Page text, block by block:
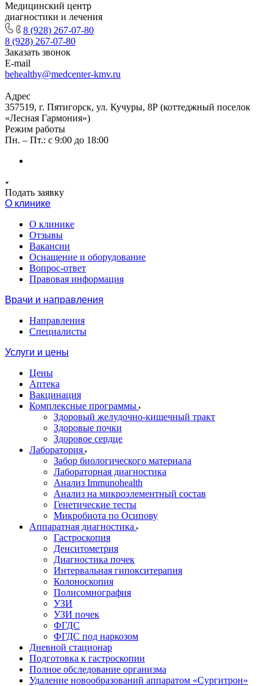
Медицинский центр
диагностики и лечения
8 (928) 267-07-80
8 (928) 267-07-80
Заказать звонок
E-mail
behealthy@medcenter-kmv.ru
Адрес
357519, г. Пятигорск, ул. Кучуры, 8Р (коттеджный поселок
«Лесная Гармония»)
Режим работы
Пн. – Пт.: с 9:00 до 18:00
Подать заявку
О клинике
О клинике
Отзывы
Вакансии
Оснащение и оборудование
Вопрос-ответ
Правовая информация
Врачи и направления
Направления
Специалисты
Услуги и цены
Цены
Аптека
Вакцинация
Комплексные программы
Здоровый желудочно-кишечный тракт
Здоровые почки
Здоровое сердце
Лаборатория
Забор биологического материала
Лабораторная диагностика
Анализ Immunohealth
Анализ на микроэлементный состав
Генетические тесты
Микробиота по Осипову
Аппаратная диагностика
Гастроскопия
Денситометрия
Диагностика почек
Интервальная гипокситерапия
Колоноскопия
Полисомнография
УЗИ
УЗИ почек
ФГДС
ФГДС под наркозом
Дневной стационар
Подготовка к гастроскопии
Полное обследование организма
Удаление новообразований аппаратом «Сургитрон»‎